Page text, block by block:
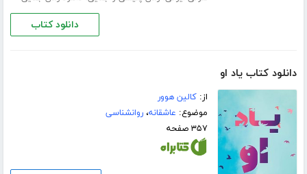
دانلود کتاب
دانلود کتاب یاد او
از:کالین هوور
موضوع: عاشقانه،روانشناسی
۳۵۷ صفحه